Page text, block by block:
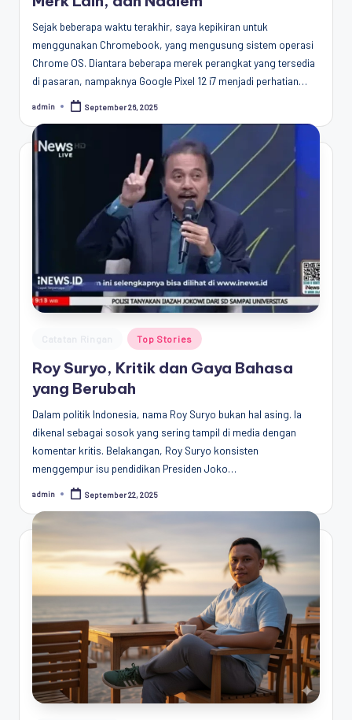
Sejak beberapa waktu terakhir, saya kepikiran untuk
menggunakan Chromebook, yang mengusung sistem operasi
Chrome OS. Diantara beberapa merek perangkat yang tersedia
di pasaran, nampaknya Google Pixel 12 i7 menjadi perhatian…
Posted
admin September 26, 2025
Top Stories
Roy Suryo, Kritik dan Gaya Bahasa
yang Berubah
Dalam politik Indonesia, nama Roy Suryo bukan hal asing. Ia
dikenal sebagai sosok yang sering tampil di media dengan
komentar kritis. Belakangan, Roy Suryo konsisten
menggempur isu pendidikan Presiden Joko…
Posted
admin September 22, 2025